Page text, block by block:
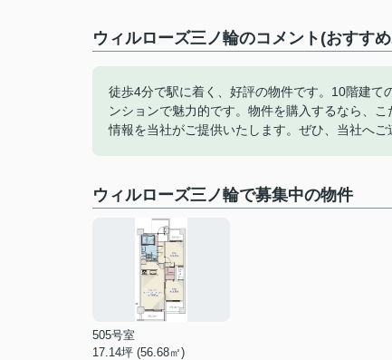
ウィルローズ三ノ輪のコメント(おすす
徒歩4分で駅に着く、好評の物件です。10階建
ンションで魅力的です。物件を購入するなら、
情報を当社がご提供いたします。ぜひ、当社へご
ウィルローズ三ノ輪で募集中の物件
505号室
17.14坪 (56.68㎡)